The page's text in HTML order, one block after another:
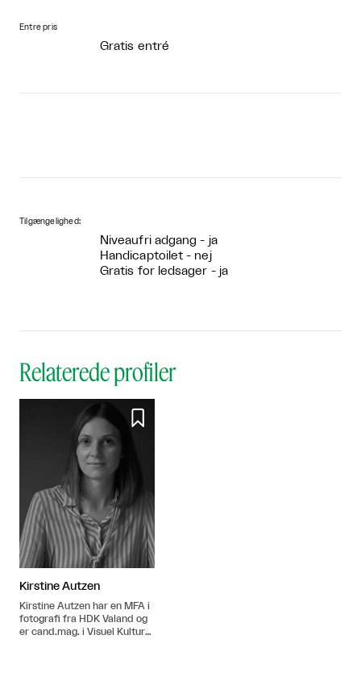
Entre pris
Gratis entré
Tilgængelighed:
Niveaufri adgang - ja
Handicaptoilet - nej
Gratis for ledsager - ja
Relaterede profiler

Kirstine Autzen
Kirstine Autzen har en MFA i
fotografi fra HDK Valand og
er cand.mag. i Visuel Kultur